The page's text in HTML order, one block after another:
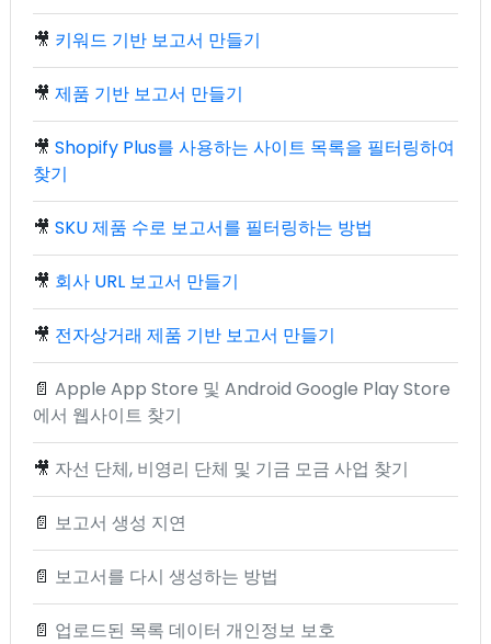
🎥 키워드 기반 보고서 만들기
🎥 제품 기반 보고서 만들기
🎥 Shopify Plus를 사용하는 사이트 목록을 필터링하여
찾기
🎥 SKU 제품 수로 보고서를 필터링하는 방법
🎥 회사 URL 보고서 만들기
🎥 전자상거래 제품 기반 보고서 만들기
📄 Apple App Store 및 Android Google Play Store
에서 웹사이트 찾기
🎥 자선 단체, 비영리 단체 및 기금 모금 사업 찾기
📄 보고서 생성 지연
📄 보고서를 다시 생성하는 방법
📄 업로드된 목록 데이터 개인정보 보호